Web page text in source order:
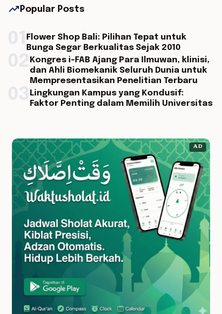
trending_up Popular Posts
Flower Shop Bali: Pilihan Tepat untuk
Bunga Segar Berkualitas Sejak 2010
Kongres i-FAB Ajang Para Ilmuwan, klinisi,
dan Ahli Biomekanik Seluruh Dunia untuk
Mempresentasikan Penelitian Terbaru
Lingkungan Kampus yang Kondusif:
Faktor Penting dalam Memilih Universitas
AD